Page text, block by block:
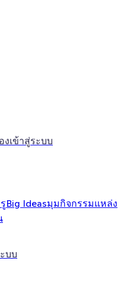
งเข้าสู่ระบบ
Big Ideasมุมกิจกรรมแหล่ง
บบ